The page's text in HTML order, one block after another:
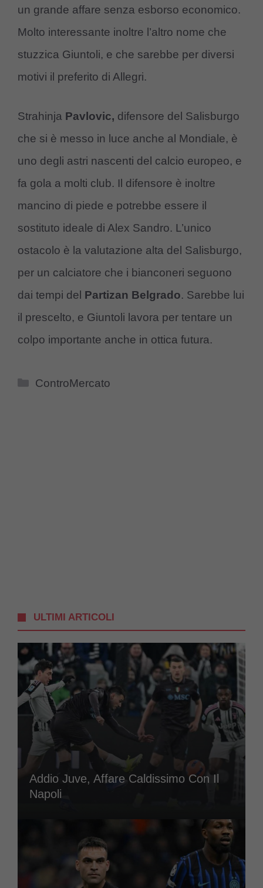
un grande affare senza esborso economico.
Molto interessante inoltre l’altro nome che
stuzzica Giuntoli, e che sarebbe per diversi
motivi il preferito di Allegri.
Strahinja Pavlovic, difensore del Salisburgo
che si è messo in luce anche al Mondiale, è
uno degli astri nascenti del calcio europeo, e
fa gola a molti club. Il difensore è inoltre
mancino di piede e potrebbe essere il
sostituto ideale di Alex Sandro. L’unico
ostacolo è la valutazione alta del Salisburgo,
per un calciatore che i bianconeri seguono
dai tempi del Partizan Belgrado. Sarebbe lui
il prescelto, e Giuntoli lavora per tentare un
colpo importante anche in ottica futura.
Categorie
ControMercato
ULTIMI ARTICOLI
Addio Juve, Affare Caldissimo Con Il
Napoli